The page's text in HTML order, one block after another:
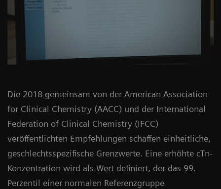
Die 2018 gemeinsam von der American Association
for Clinical Chemistry (AACC) und der International
Federation of Clinical Chemistry (IFCC)
veröffentlichten Empfehlungen schaffen einheitliche,
geschlechtsspezifische Grenzwerte. Eine erhöhte cTn-
Konzentration wird als Wert definiert, der das 99.
Perzentil einer normalen Referenzgruppe